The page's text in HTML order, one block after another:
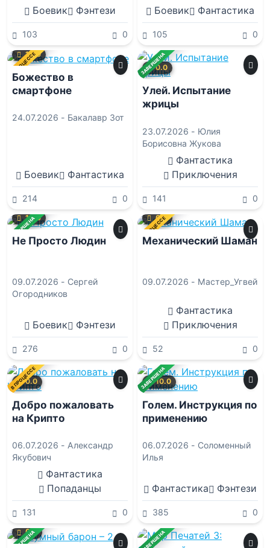
Боевик Фэнтези
103 0
Шиленко
Боевик Фантастика
105 0
В ПРОЦЕССЕ
10.0
Божество в
смартфоне
24.07.2026 - Бакалавр Зот
Боевик Фантастика
214 0
ЗАВЕРШЕНА
0.0
Улей. Испытание
жрицы
23.07.2026 - Юлия
Борисовна Жукова
Фантастика
Приключения
141 0
ЗАВЕРШЕНА
10.0
Не Просто Людин
09.07.2026 - Сергей
Огородников
Боевик Фэнтези
276 0
В ПРОЦЕССЕ
0.0
Механический Шаман
09.07.2026 - Мастер_Угвей
Фантастика
Приключения
52 0
В ПРОЦЕССЕ
0.0
Добро пожаловать
на Крипто
06.07.2026 - Александр
Якубович
Фантастика
Попаданцы
131 0
ЗАВЕРШЕНА
10.0
Голем. Инструкция по
применению
06.07.2026 - Соломенный
Илья
Фантастика Фэнтези
385 0
ЗАВЕРШЕНА
0.0 ЗАВЕРШЕНА